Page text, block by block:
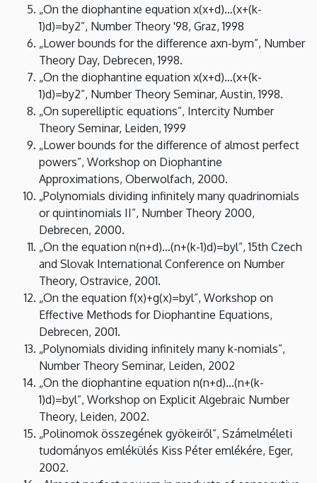
„On the diophantine equation x(x+d)…(x+(k-
1)d)=by2”, Number Theory '98, Graz, 1998
„Lower bounds for the difference axn-bym”, Number
Theory Day, Debrecen, 1998.
„On the diophantine equation x(x+d)…(x+(k-
1)d)=by2”, Number Theory Seminar, Austin, 1998.
„On superelliptic equations”, Intercity Number
Theory Seminar, Leiden, 1999
„Lower bounds for the difference of almost perfect
powers”, Workshop on Diophantine
Approximations, Oberwolfach, 2000.
„Polynomials dividing infinitely many quadrinomials
or quintinomials II”, Number Theory 2000,
Debrecen, 2000.
„On the equation n(n+d)…(n+(k-1)d)=byl”, 15th Czech
and Slovak International Conference on Number
Theory, Ostravice, 2001.
„On the equation f(x)+g(x)=byl”, Workshop on
Effective Methods for Diophantine Equations,
Debrecen, 2001.
„Polynomials dividing infinitely many k-nomials”,
Number Theory Seminar, Leiden, 2002
„On the diophantine equation n(n+d)…(n+(k-
1)d)=byl”, Workshop on Explicit Algebraic Number
Theory, Leiden, 2002.
„Polinomok összegének gyökeiről”, Számelméleti
tudományos emlékülés Kiss Péter emlékére, Eger,
2002.